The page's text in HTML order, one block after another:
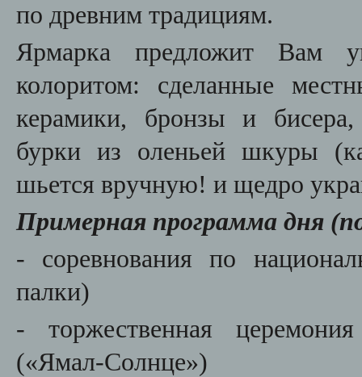
по древним традициям.
Ярмарка предложит Вам
колоритом: сделанные
керамики, бронзы и
бурки из оленьей шкуры
шьется вручную! и щедро
Примерная программа дня
- соревнования по
палки)
- торжественная
(«Ямал-Солнце»)